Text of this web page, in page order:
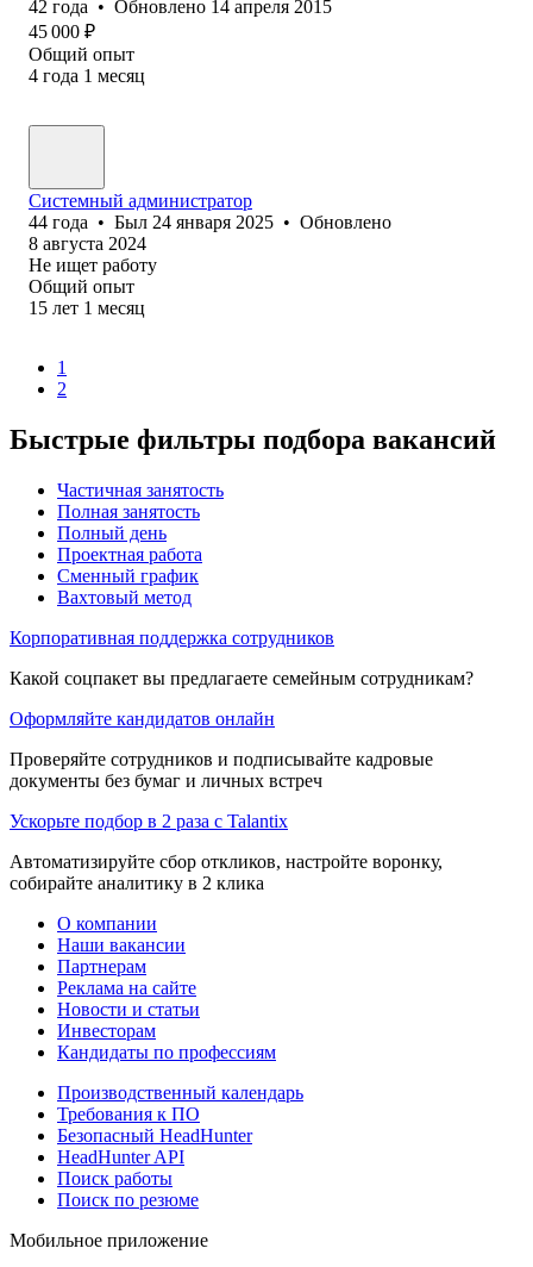
42 года • Обновлено 14 апреля 2015
45 000 ₽
Общий опыт
4 года 1 месяц
Системный администратор
44 года • Был 24 января 2025 • Обновлено
8 августа 2024
Не ищет работу
Общий опыт
15 лет 1 месяц
1
2
Быстрые фильтры подбора вакансий
Частичная занятость
Полная занятость
Полный день
Проектная работа
Сменный график
Вахтовый метод
Корпоративная поддержка сотрудников
Какой соцпакет вы предлагаете семейным сотрудникам?
Оформляйте кандидатов онлайн
Проверяйте сотрудников и подписывайте кадровые
документы без бумаг и личных встреч
Ускорьте подбор в 2 раза с Talantix
Автоматизируйте сбор откликов, настройте воронку,
собирайте аналитику в 2 клика
О компании
Наши вакансии
Партнерам
Реклама на сайте
Новости и статьи
Инвесторам
Кандидаты по профессиям
Производственный календарь
Требования к ПО
Безопасный HeadHunter
HeadHunter API
Поиск работы
Поиск по резюме
Мобильное приложение